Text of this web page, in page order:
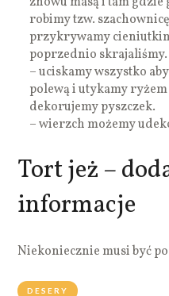
robimy tzw.
przykrywamy
poprzednio skrajaliśmy.
– uciskamy wszystko
polewą i utykamy
dekorujemy pyszczek.
– wierzch możemy
Tort jeż –
informacje
Niekoniecznie musi być
DESERY